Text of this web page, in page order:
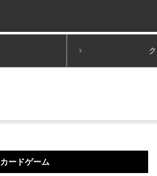
カードゲーム